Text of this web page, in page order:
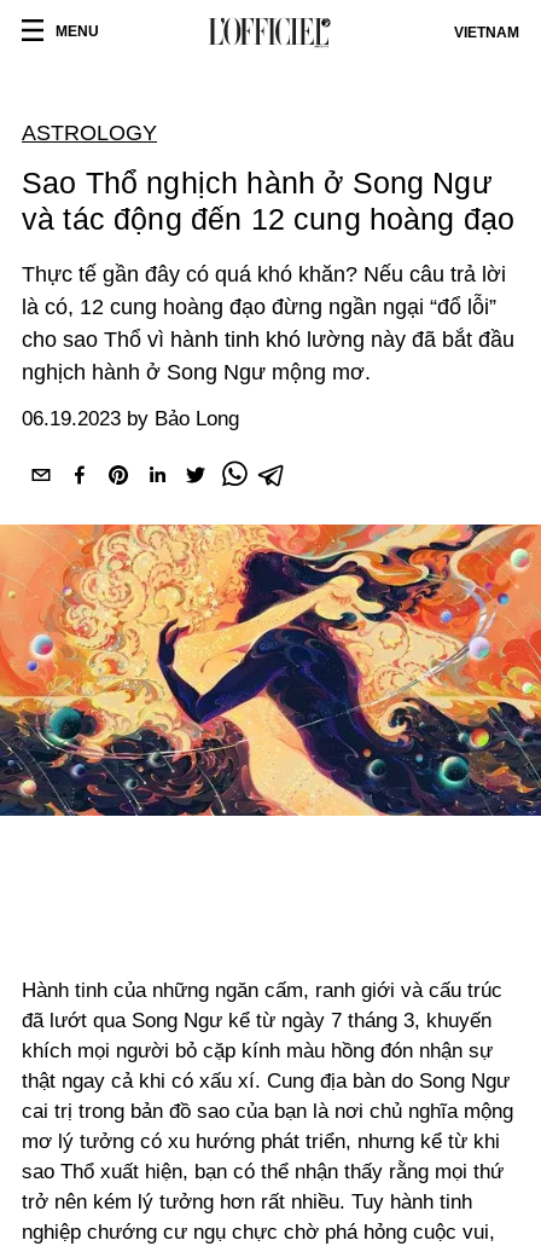
MENU VIETNAM
ASTROLOGY
Sao Thổ nghịch hành ở Song Ngư
và tác động đến 12 cung hoàng đạo
Thực tế gần đây có quá khó khăn? Nếu câu trả lời
là có, 12 cung hoàng đạo đừng ngần ngại “đổ lỗi”
cho sao Thổ vì hành tinh khó lường này đã bắt đầu
nghịch hành ở Song Ngư mộng mơ.
06.19.2023 by Bảo Long
Hành tinh của những ngăn cấm, ranh giới và cấu trúc
đã lướt qua Song Ngư kể từ ngày 7 tháng 3, khuyến
khích mọi người bỏ cặp kính màu hồng đón nhận sự
thật ngay cả khi có xấu xí. Cung địa bàn do Song Ngư
cai trị trong bản đồ sao của bạn là nơi chủ nghĩa mộng
mơ lý tưởng có xu hướng phát triển, nhưng kể từ khi
sao Thổ xuất hiện, bạn có thể nhận thấy rằng mọi thứ
trở nên kém lý tưởng hơn rất nhiều. Tuy hành tinh
nghiệp chướng cư ngụ chực chờ phá hỏng cuộc vui,